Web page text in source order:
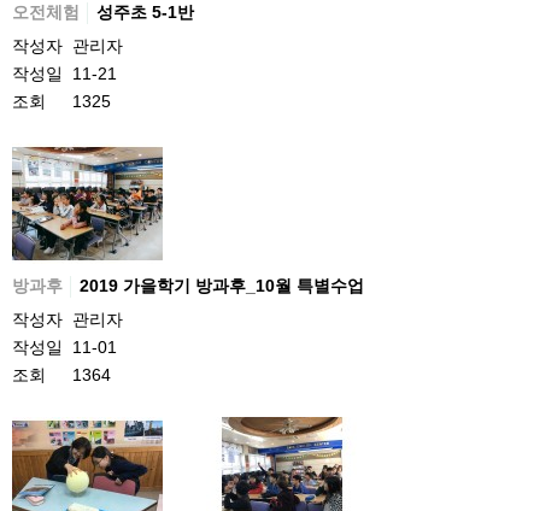
오전체험
성주초 5-1반
작성자 관리자
작성일
11-21
조회
1325
방과후
2019 가을학기 방과후_10월 특별수업
작성자 관리자
작성일
11-01
조회
1364